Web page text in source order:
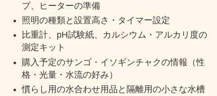
プ、ヒーターの準備
照明の種類と設置高さ・タイマー設定
比重計、pH試験紙、カルシウム・アルカリ度の
測定キット
購入予定のサンゴ・イソギンチャクの情報（性
格・光量・水流の好み）
慣らし用の水合わせ用品と隔離用の小さな水槽